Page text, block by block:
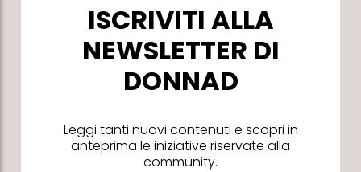
ISCRIVITI ALLA
NEWSLETTER DI
DONNAD
Leggi tanti nuovi contenuti e scopri in
anteprima le iniziative riservate alla
community.